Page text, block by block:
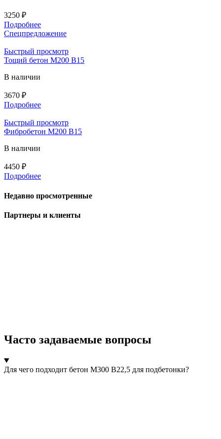
3250 ₽
Подробнее
Спецпредложение
Быстрый просмотр
Тощий бетон М200 В15
В наличии
3670 ₽
Подробнее
Быстрый просмотр
Фибробетон М200 В15
В наличии
4450 ₽
Подробнее
Недавно просмотренные
Партнеры и клиенты
Часто задаваемые вопросы
Для чего подходит бетон М300 В22,5 для подбетонки?